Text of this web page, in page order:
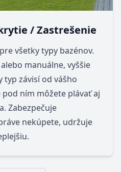
/ Zastrešenie
všetky typy bazénov.
manuálne, vyššie
typ závisí od vášho
ním môžete plávať aj
Zabezpečuje
nekúpete, udržuje